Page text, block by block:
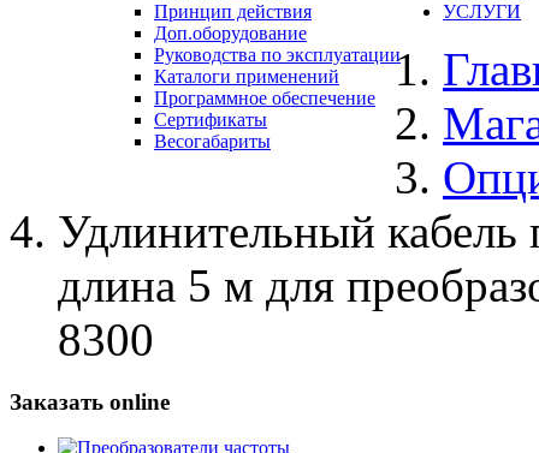
Принцип действия
Доп.оборудование
Руководства по эксплуатации
Каталоги применений
Программное обеспечение
Сертификаты
Весогабариты
УСЛУГИ
Удлинительный
длина 5 м для
8300
Заказать online